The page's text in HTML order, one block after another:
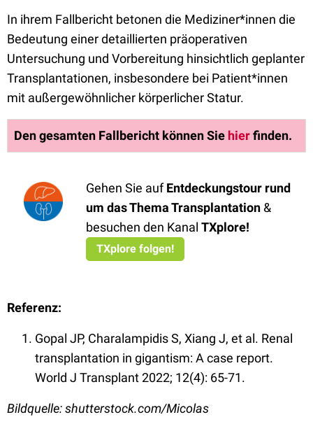
In ihrem Fallbericht betonen die Mediziner*innen die
Bedeutung einer detaillierten präoperativen
Untersuchung und Vorbereitung hinsichtlich geplanter
Transplantationen, insbesondere bei Patient*innen
mit außergewöhnlicher körperlicher Statur.
Den gesamten Fallbericht können Sie hierfinden.
Gehen Sie aufEntdeckungstour rund
um das Thema Transplantation &
besuchen den Kanal TXplore!
TXplore folgen!
Referenz:
Gopal JP, Charalampidis S, Xiang J, et al. Renal
transplantation in gigantism: A case report.
World J Transplant 2022; 12(4): 65-71.
Bildquelle: shutterstock.com/Micolas